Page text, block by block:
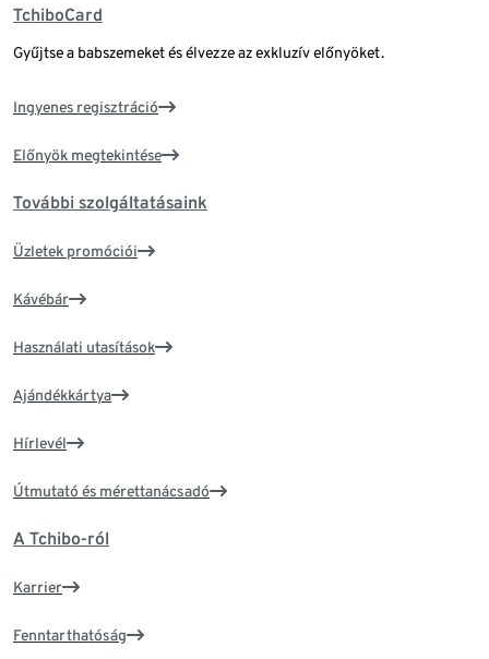
TchiboCard
Gyűjtse a babszemeket és élvezze az exkluzív előnyöket.
Ingyenes regisztráció
Előnyök megtekintése
További szolgáltatásaink
Üzletek promóciói
Kávébár
Használati utasítások
Ajándékkártya
Hírlevél
Útmutató és mérettanácsadó
A Tchibo-ról
Karrier
Fenntarthatóság